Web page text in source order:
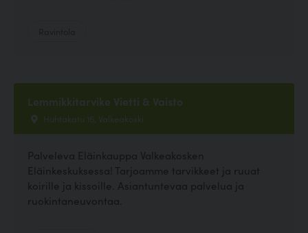
Lemmikkitarvike Vietti & Vaisto
Huhtakatu 16, Valkeakoski
Palveleva Eläinkauppa Valkeakosken
Eläinkeskuksessa! Tarjoamme tarvikkeet ja ruuat
koirille ja kissoille. Asiantuntevaa palvelua ja
ruokintaneuvontaa.